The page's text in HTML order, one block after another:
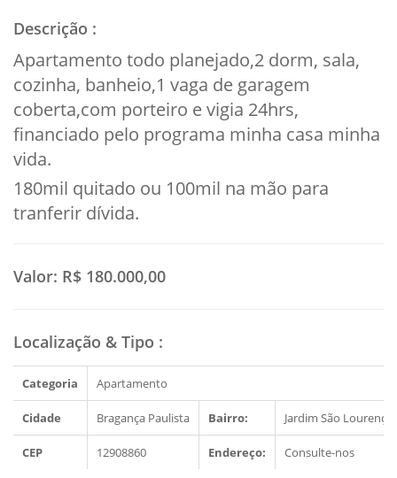
Descrição :
Apartamento todo planejado,2 dorm, sala,
cozinha, banheio,1 vaga de garagem
coberta,com porteiro e vigia 24hrs,
financiado pelo programa minha casa minha
vida.
180mil quitado ou 100mil na mão para
tranferir dívida.
Valor: R$ 180.000,00
Localização & Tipo :
Categoria Apartamento
Cidade Bragança Paulista Bairro: Jardim São Lourenço
CEP 12908860 Endereço: Consulte-nos